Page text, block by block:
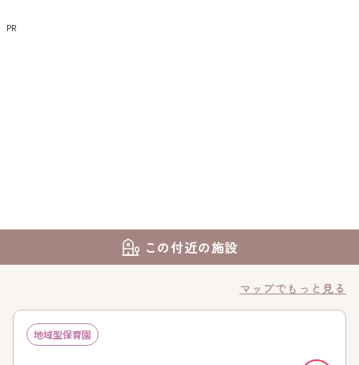
PR
この付近の施設
マップでもっと見る
地域型保育園